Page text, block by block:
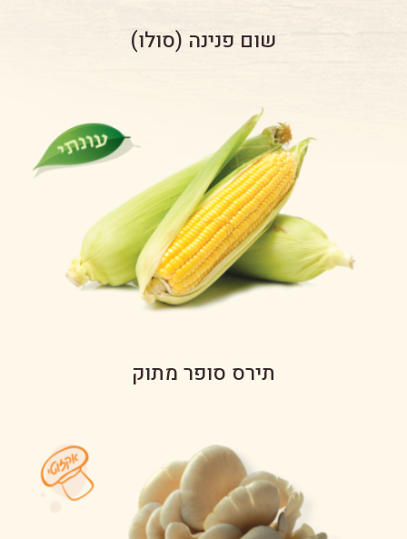
שום פנינה (סולו)
תירס סופר מתוק